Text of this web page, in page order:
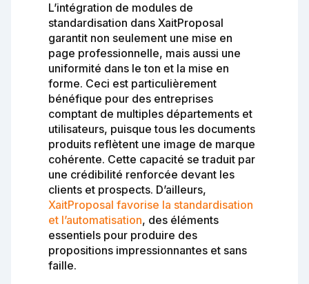
L’intégration de modules de
standardisation dans XaitProposal
garantit non seulement une mise en
page professionnelle, mais aussi une
uniformité dans le ton et la mise en
forme. Ceci est particulièrement
bénéfique pour des entreprises
comptant de multiples départements et
utilisateurs, puisque tous les documents
produits reflètent une image de marque
cohérente. Cette capacité se traduit par
une crédibilité renforcée devant les
clients et prospects. D’ailleurs,
XaitProposal favorise la standardisation
et l’automatisation, des éléments
essentiels pour produire des
propositions impressionnantes et sans
faille.